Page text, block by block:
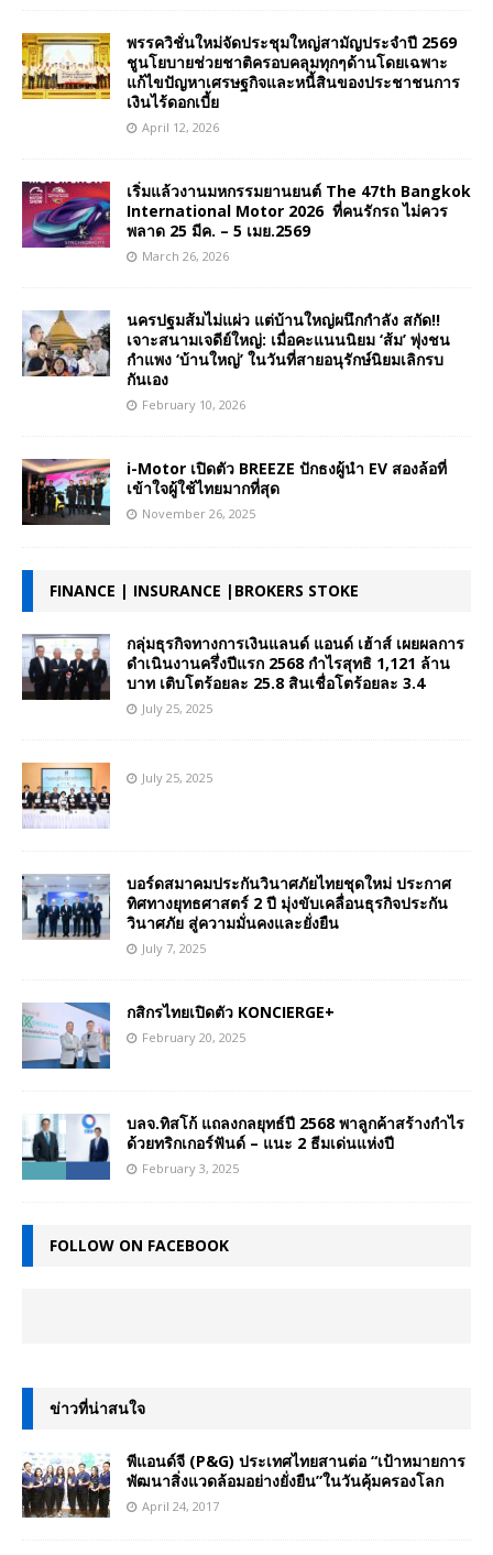
พรรควิชั่นใหม่จัดประชุมใหญ่สามัญประจำปี 2569
ชูนโยบายช่วยชาติครอบคลุมทุกๆด้านโดยเฉพาะ
แก้ไขปัญหาเศรษฐกิจและหนี้สินของประชาชนการ
เงินไร้ดอกเบี้ย
April 12, 2026
เริ่มแล้วงานมหกรรมยานยนต์ The 47th Bangkok
International Motor 2026 ที่คนรักรถ ไม่ควร
พลาด 25 มีค. – 5 เมย.2569
March 26, 2026
นครปฐมส้มไม่แผ่ว แต่บ้านใหญ่ผนึกกำลัง สกัด!!
เจาะสนามเจดีย์ใหญ่: เมื่อคะแนนนิยม ‘ส้ม’ พุ่งชน
กำแพง ‘บ้านใหญ่’ ในวันที่สายอนุรักษ์นิยมเลิกรบ
กันเอง
February 10, 2026
i-Motor เปิดตัว BREEZE ปักธงผู้นำ EV สองล้อที่
เข้าใจผู้ใช้ไทยมากที่สุด
November 26, 2025
FINANCE | INSURANCE |BROKERS STOKE
กลุ่มธุรกิจทางการเงินแลนด์ แอนด์ เฮ้าส์ เผยผลการ
ดำเนินงานครึ่งปีแรก 2568 กำไรสุทธิ 1,121 ล้าน
บาท เติบโตร้อยละ 25.8 สินเชื่อโตร้อยละ 3.4
July 25, 2025
July 25, 2025
บอร์ดสมาคมประกันวินาศภัยไทยชุดใหม่ ประกาศ
ทิศทางยุทธศาสตร์ 2 ปี มุ่งขับเคลื่อนธุรกิจประกัน
วินาศภัย สู่ความมั่นคงและยั่งยืน
July 7, 2025
กสิกรไทยเปิดตัว KONCIERGE+
February 20, 2025
บลจ.ทิสโก้ แถลงกลยุทธ์ปี 2568 พาลูกค้าสร้างกำไร
ด้วยทริกเกอร์ฟันด์ – แนะ 2 ธีมเด่นแห่งปี
February 3, 2025
FOLLOW ON FACEBOOK
ข่าวที่น่าสนใจ
พีแอนด์จี (P&G) ประเทศไทยสานต่อ “เป้าหมายการ
พัฒนาสิ่งแวดล้อมอย่างยั่งยืน”ในวันคุ้มครองโลก
April 24, 2017